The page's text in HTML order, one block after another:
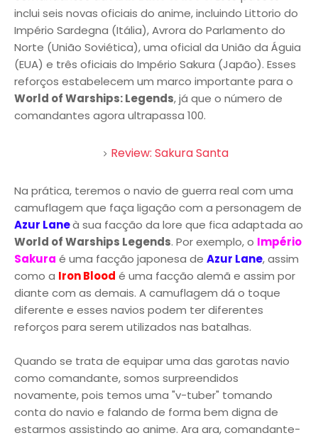
inclui seis novas oficiais do anime, incluindo Littorio do
Império Sardegna (Itália), Avrora do Parlamento do
Norte (União Soviética), uma oficial da União da Águia
(EUA) e três oficiais do Império Sakura (Japão). Esses
reforços estabelecem um marco importante para o
World of Warships: Legends, já que o número de
comandantes agora ultrapassa 100.
Review: Sakura Santa
Na prática, teremos o navio de guerra real com uma
camuflagem que faça ligação com a personagem de
Azur Laneà sua facção da lore que fica adaptada ao
World of Warships Legends. Por exemplo, o Império
Sakura é uma facção japonesa de Azur Lane, assim
como a Iron Blood é uma facção alemã e assim por
diante com as demais. A camuflagem dá o toque
diferente e esses navios podem ter diferentes
reforços para serem utilizados nas batalhas.
Quando se trata de equipar uma das garotas navio
como comandante, somos surpreendidos
novamente, pois temos uma "v-tuber" tomando
conta do navio e falando de forma bem digna de
estarmos assistindo ao anime. Ara ara, comandante-